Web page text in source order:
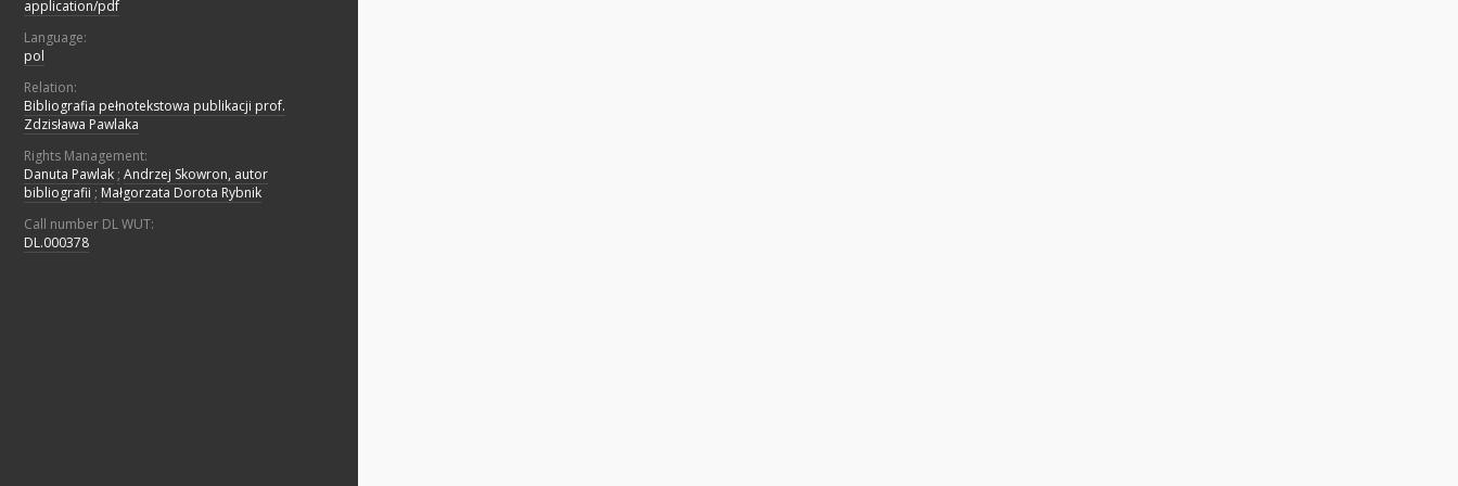
application/pdf
Language:
pol
Relation:
Bibliografia pełnotekstowa publikacji prof.
Zdzisława Pawlaka
Rights Management:
Danuta Pawlak ; Andrzej Skowron, autor
bibliografii ; Małgorzata Dorota Rybnik
Call number DL WUT:
DL.000378